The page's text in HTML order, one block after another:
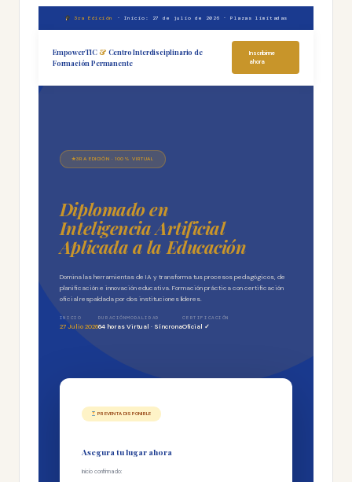
3ra Edición · Inicio: 27 de julio de 2026 · Plazas limitadas
EmpowerTIC& Centro Interdisciplinario de
Formación Permanente
Inscribirme
ahora
3RA EDICIÓN · 100% VIRTUAL
Diplomado en
Inteligencia Artificial
Aplicada a la Educación
Domina las herramientas de IA y transforma tus procesos pedagógicos, de
planificación e innovación educativa. Formación práctica con certificación
oficial respaldada por dos instituciones líderes.
INICIO
27 Julio 2026
DURACIÓN
64 horas
MODALIDAD
Virtual · Síncrona
CERTIFICACIÓN
Oficial ✓
PREVENTA DISPONIBLE
Asegura tu lugar ahora
Inicio confirmado: